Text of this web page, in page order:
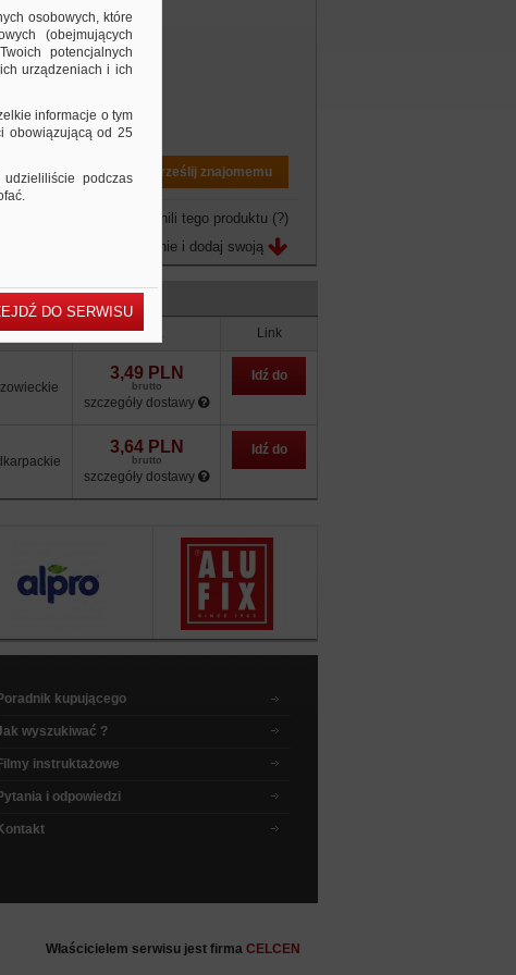
Drukuj PDF Prześlij znajomemu
Ofisowo jeszcze nie ocenili tego produktu (?)
Zobacz opinie i dodaj swoją
Cena Link
3,49 PLN
brutto
szczegóły dostawy
Idź do
3,64 PLN
brutto
szczegóły dostawy
Idź do
kupującego
wyszukiwać ?
instruktażowe
i odpowiedzi
Właścicielem serwisu jest firma CELCEN
osobowych, które
(obejmujących
potencjalnych
urządzeniach i ich
informacje o tym
obowiązującą od 25
podczas
DO SERWISU